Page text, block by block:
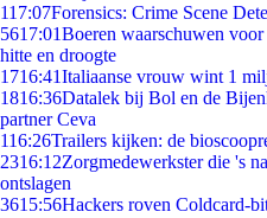
117:07Forensics: Crime Scene
5617:01Boeren waarschuwen
hitte en droogte
1716:41Italiaanse vrouw wint 1
1816:36Datalek bij Bol en de
partner Ceva
116:26Trailers kijken: de
2316:12Zorgmedewerkster die 's
ontslagen
3615:56Hackers roven Coldcard-